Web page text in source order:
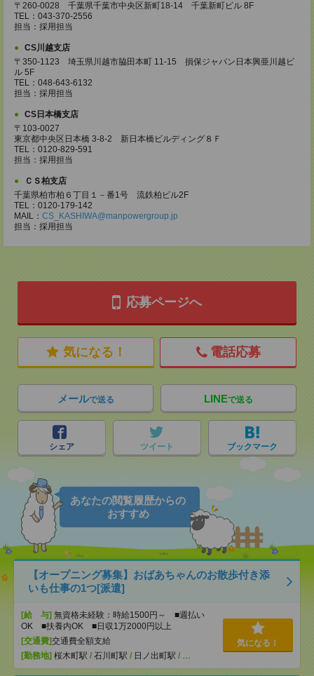
〒260-0028 千葉県千葉市中央区新町18-14 千葉新町ビル 8F
TEL：043-370-2556
担当：採用担当
CS川越支店
〒350-1123 埼玉県川越市脇田本町 11-15 損保ジャパン日本興亜川越ビ
ル 5F
TEL：048-643-6132
担当：採用担当
CS日本橋支店
〒103-0027
東京都中央区日本橋 3-8-2 新日本橋ビルディング８Ｆ
TEL：0120-829-591
担当：採用担当
ＣＳ柏支店
千葉県柏市柏６丁目１－番1号 流鉄柏ビル2F
TEL：0120-179-142
MAIL： CS_KASHIWA@manpowergroup.jp
担当：採用担当
応募ページへ
気になる！ 電話応募
メールで送る LINEで送る
シェア ツイート ブックマーク
あなたの閲覧履歴からの
おすすめ
【オープニング募集】おばあちゃんのお散歩付き添
いも仕事の1つ[派遣]
[給 与] 無資格未経験：時給1500円～ ■週払い
OK ■扶養内OK ■日収1万2000円以上
[交通費]交通費全額支給
[勤務地] 桜木町駅 / 石川町駅 / 日ノ出町駅 / …
気になる！